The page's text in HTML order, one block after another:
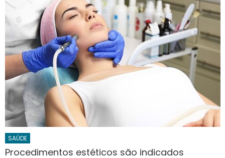
SAÚDE
Procedimentos estéticos são indicados